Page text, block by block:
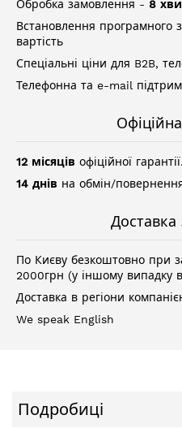
Обробка замовлення - 8
Встановлення програмного
вартість
Спеціальні ціни для B2B,
Телефонна та e-mail
12 місяців офіційної гарантії.
14 днів на обмін/
Доставка
По Києву безкоштовно при
2000грн (у іншому випадку
Доставка в регіони
We speak English
Подробиці